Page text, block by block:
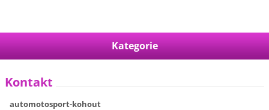
Kategorie
Kontakt
automotosport-kohout